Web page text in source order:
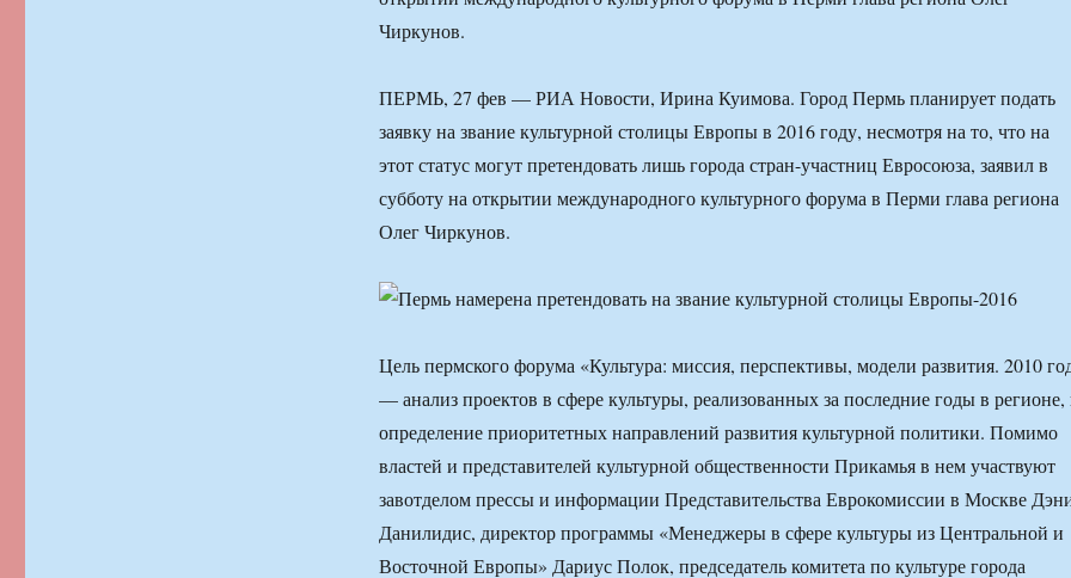
Чиркунов.
ПЕРМЬ, 27 фев — РИА Новости, Ирина Куимова. Город Пермь планирует подать
заявку на звание культурной столицы Европы в 2016 году, несмотря на то, что на
этот статус могут претендовать лишь города стран-участниц Евросоюза, заявил в
субботу на открытии международного культурного форума в Перми глава региона
Олег Чиркунов.
Цель пермского форума «Культура: миссия, перспективы, модели развития. 2010
— анализ проектов в сфере культуры, реализованных за последние годы в регионе,
определение приоритетных направлений развития культурной политики. Помимо
властей и представителей культурной общественности Прикамья в нем участвуют
завотделом прессы и информации Представительства Еврокомиссии в Москве
Данилидис, директор программы «Менеджеры в сфере культуры из Центральной и
Восточной Европы» Дариус Полок, председатель комитета по культуре города